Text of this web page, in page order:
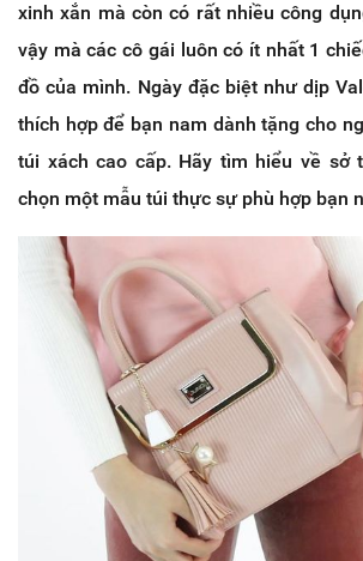
xinh xắn mà còn có rất nhiều công
vậy mà các cô gái luôn có ít nhất 1
đồ của mình. Ngày đặc biệt như dịp
thích hợp để bạn nam dành tặng cho
túi xách cao cấp. Hãy tìm hiểu về sở
chọn một mẫu túi thực sự phù hợp bạn